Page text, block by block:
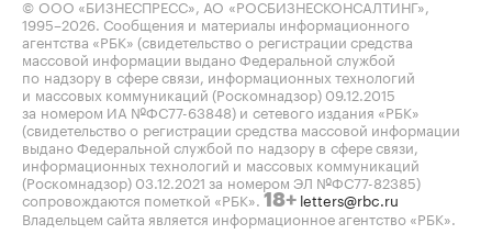
© ООО «БИЗНЕСПРЕСС», АО «РОСБИЗНЕСКОНСАЛТИНГ»,
1995–2026 . Сообщения и материалы информационного
агентства «РБК» (свидетельство о регистрации средства
массовой информации выдано Федеральной службой
по надзору в сфере связи, информационных технологий
и массовых коммуникаций (Роскомнадзор) 09.12.2015
за номером ИА №ФС77-63848) и сетевого издания «РБК»
(свидетельство о регистрации средства массовой информации
выдано Федеральной службой по надзору в сфере связи,
информационных технологий и массовых коммуникаций
(Роскомнадзор) 03.12.2021 за номером ЭЛ №ФС77-82385)
сопровождаются пометкой «РБК». 18+ letters@rbc.ru
Владельцем сайта является информационное агентство «РБК».